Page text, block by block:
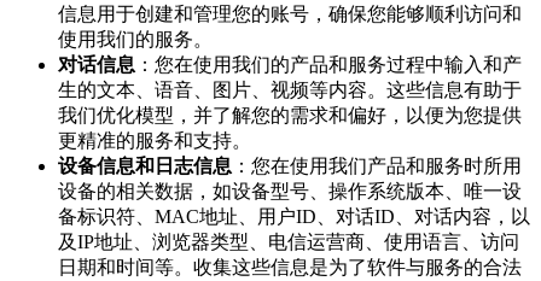
信息用于创建和管理您的账号，确保您能够顺利访问和
使用我们的服务。
对话信息 ：您在使用我们的产品和服务过程中输入和产
生的文本、语音、图片、视频等内容。这些信息有助于
我们优化模型，并了解您的需求和偏好，以便为您提供
更精准的服务和支持。
设备信息和日志信息 ：您在使用我们产品和服务时所用
设备的相关数据，如设备型号、操作系统版本、唯一设
备标识符、MAC地址、用户ID、对话ID、对话内容，以
及IP地址、浏览器类型、电信运营商、使用语言、访问
日期和时间等。收集这些信息是为了软件与服务的合法